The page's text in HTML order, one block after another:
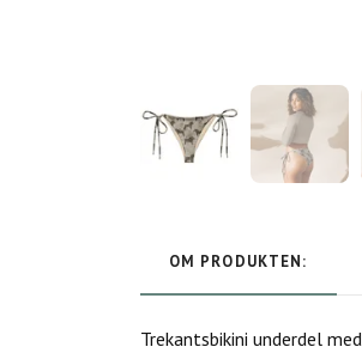
OM PRODUKTEN:
Trekantsbikini underdel